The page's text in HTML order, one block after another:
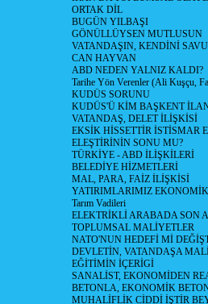
ORTAK DİL
BUGÜN YILBAŞI
GÖNÜLLÜYSEN MUTLUSUN
VATANDAŞIN, KENDİNİ
CAN HAYVAN
ABD NEDEN YALNIZ KALDI?
Tarihe Yön Verenler (Ali Kuşçu,
KUDÜS SORUNU
KUDÜS'Ü KİM BAŞKENT
VATANDAŞ, DELET İLİŞKİSİ
EKSİK HİSSETTİR İSTİSMAR
ELEŞTİRİNİN SONU MU?
TÜRKİYE - ABD İLİŞKİLERİ
BELEDİYE HİZMETLERİ
MAL, PARA, FAİZ İLİŞKİSİ
YATIRIMLARIMIZ
Tarım Vadileri
ELEKTRİKLİ ARABADA SON
TOPLUMSAL MALİYETLER
NATO'NUN HEDEFİ Mİ
DEVLETİN, VATANDAŞA
EĞİTİMİN İÇERİGİ
SANALİST, EKONOMİDEN
BETONLA, EKONOMİK
MUHALİFLİK CİDDİ İŞTİR